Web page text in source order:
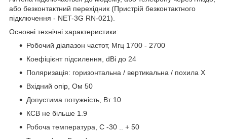
або безконтактний перехідник (Пристрій безконтактного
підключення - NET-3G RN-021).
Основні технічні характеристики:
Робочий діапазон частот, Мгц 1700 - 2700
Коефіцієнт підсилення, dBi до 24
Поляризація: горизонтальна / вертикальна / похила Х
Вхідний опір, Ом 50
Допустима потужність, Вт 10
КСВ не більше 1.9
Робоча температура, С -30 .. + 50